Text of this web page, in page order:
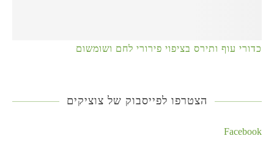
כדורי עוף ותירס בציפוי פירורי לחם ושומשום
הצטרפו לפייסבוק של צוציקים
Facebook